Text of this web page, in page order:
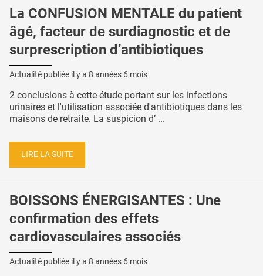
La CONFUSION MENTALE du patient
âgé, facteur de surdiagnostic et de
surprescription d’antibiotiques
Actualité publiée il y a 8 années 6 mois
2 conclusions à cette étude portant sur les infections
urinaires et l'utilisation associée d'antibiotiques dans les
maisons de retraite. La suspicion d’ ...
LIRE LA SUITE
BOISSONS ÉNERGISANTES : Une
confirmation des effets
cardiovasculaires associés
Actualité publiée il y a 8 années 6 mois